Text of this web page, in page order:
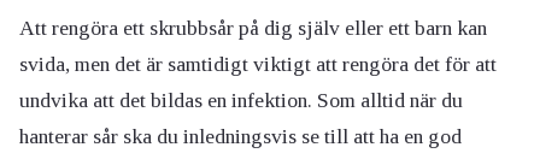
Att rengöra ett skrubbsår på dig själv eller ett barn kan
svida, men det är samtidigt viktigt att rengöra det för att
undvika att det bildas en infektion. Som alltid när du
hanterar sår ska du inledningsvis se till att ha en god